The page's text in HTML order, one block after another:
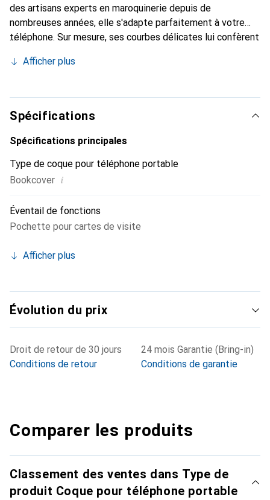
des artisans experts en maroquinerie depuis de
nombreuses années, elle s'adapte parfaitement à votre
téléphone. Sur mesure, ses courbes délicates lui confèrent
et indispensable de votre smartphone. La marque Noreve
haute qualité et constitue un choix sûr pour une clientèle
exigeante.
Afficher plus
Spécifications
Spécifications principales
Type de coque pour téléphone portable
Bookcover i
Éventail de fonctions
Pochette pour cartes de visite
Afficher plus
Évolution du prix
Droit de retour de 30 jours
Conditions de retour
24 mois Garantie (Bring-in)
Conditions de garantie
Comparer les produits
Classement des ventes dans Type de
produit Coque pour téléphone portable